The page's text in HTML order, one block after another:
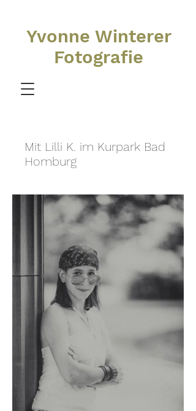
Yvonne Winterer
Fotografie
Mit Lilli K. im Kurpark Bad
Homburg